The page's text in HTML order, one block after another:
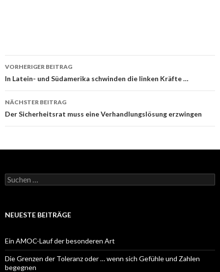
Beitrags-
Navigation
VORHERIGER BEITRAG
In Latein- und Südamerika schwinden die linken Kräfte …
NÄCHSTER BEITRAG
Der Sicherheitsrat muss eine Verhandlungslösung erzwingen
Suchen
nach:
NEUESTE BEITRÄGE
Ein AMOC-Lauf der besonderen Art
Die Grenzen der Toleranz oder … wenn sich Gefühle und Zahlen
begegnen